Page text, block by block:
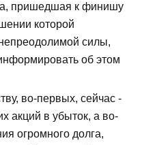
пришедшая к финишу
которой
силы,
об этом
во-первых, сейчас -
акций в убыток, а во-
огромного долга,